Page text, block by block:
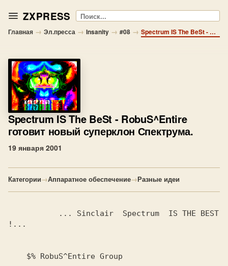
ZXPRESS Поиск
Главная → Эл.пресса → Insanity → #08 → Spectrum IS The BeSt - RobuS^Entire готовит новый суперклон Спектрума.
Spectrum IS The BeSt - RobuS^Entire
готовит новый суперклон Спектрума.
19 января 2001
Категории→Аппаратное обеспечение→Разные идеи
           ...
Sinclair  Spectrum
IS THE BEST
!...